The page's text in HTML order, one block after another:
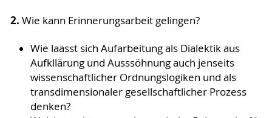
2. Wie kann Erinnerungsarbeit gelingen?
Wie laässt sich Aufarbeitung als Dialektik aus
Aufkllärung und Ausssöhnung auch jenseits
wissenschaftlicher Ordnungslogiken und als
transdimensionaler gesellschaftlicher Prozess
denken?